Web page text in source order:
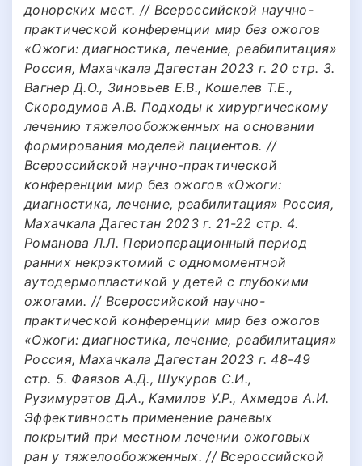
донорских мест. // Всероссийской научно-
практической конференции мир без ожогов
«Ожоги: диагностика, лечение, реабилитация»
Россия, Махачкала Дагестан 2023 г. 20 стр. 3.
Вагнер Д.О., Зиновьев Е.В., Кошелев Т.Е.,
Скородумов А.В. Подходы к хирургическому
лечению тяжелообожженных на основании
формирования моделей пациентов. //
Всероссийской научно-практической
конференции мир без ожогов «Ожоги:
диагностика, лечение, реабилитация» Россия,
Махачкала Дагестан 2023 г. 21-22 стр. 4.
Романова Л.Л. Периоперационный период
ранних некрэктомий с одномоментной
аутодермопластикой у детей с глубокими
ожогами. // Всероссийской научно-
практической конференции мир без ожогов
«Ожоги: диагностика, лечение, реабилитация»
Россия, Махачкала Дагестан 2023 г. 48-49
стр. 5. Фаязов А.Д., Шукуров С.И.,
Рузимуратов Д.А., Камилов У.Р., Ахмедов А.И.
Эффективность применение раневых
покрытий при местном лечении ожоговых
ран у тяжелообожженных. // Всероссийской